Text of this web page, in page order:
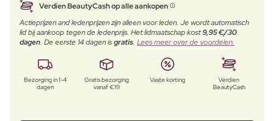
Verdien BeautyCash op alle aankopen
Actieprijzen and ledenprijzen zijn alleen voor leden. Je wordt automatisch
lid bij aankoop tegen de ledenprijs. Het lidmaatschap kost9,95 €/30
dagen. De eerste 14 dagen isgratis. Lees meer over de voordelen.
Bezorging in 1-4
dagen
Gratis bezorging
vanaf €19
Vaste korting
Verdien
BeautyCash